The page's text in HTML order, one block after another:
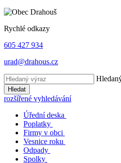
Rychlé odkazy
605 427 934
urad@drahous.cz
Hledat
rozšířené vyhledávání
Úřední deska
Poplatky
Firmy v obci
Vesnice roku
Odpady
Spolky